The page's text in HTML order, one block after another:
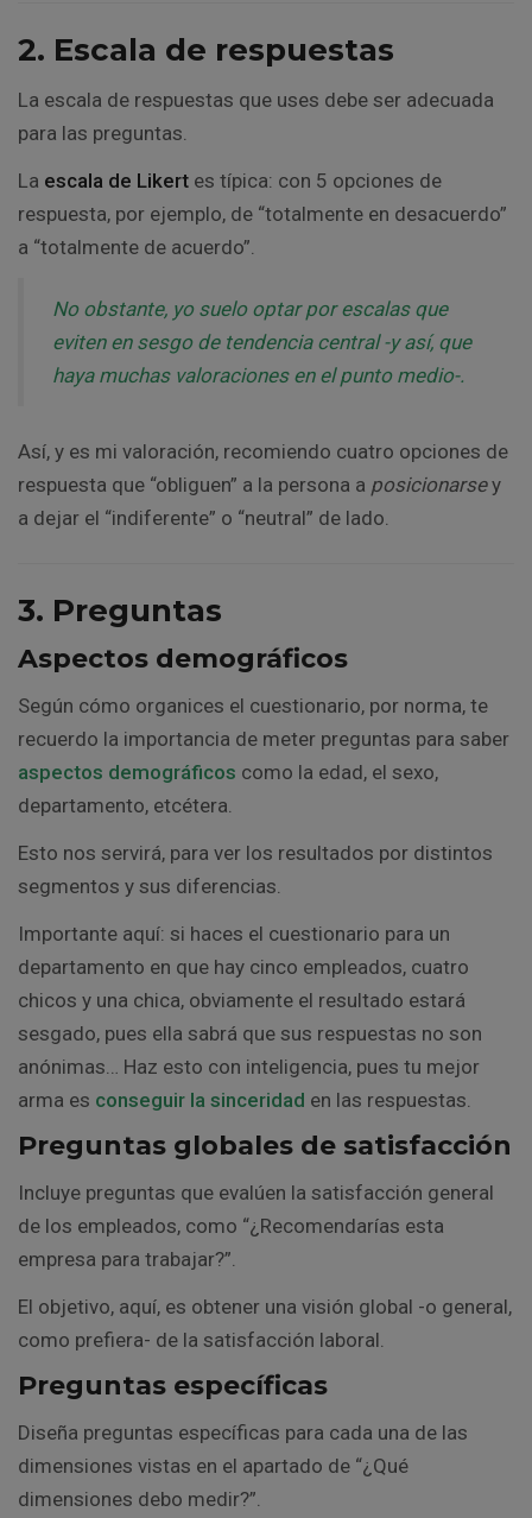
2. Escala de respuestas
La escala de respuestas que uses debe ser adecuada
para las preguntas.
La escala de Likert es típica: con 5 opciones de
respuesta, por ejemplo, de “totalmente en desacuerdo”
a “totalmente de acuerdo”.
No obstante, yo suelo optar por escalas que
eviten en sesgo de tendencia central -y así, que
haya muchas valoraciones en el punto medio-.
Así, y es mi valoración, recomiendo cuatro opciones de
respuesta que “obliguen” a la persona a posicionarsey
a dejar el “indiferente” o “neutral” de lado.
3. Preguntas
Aspectos demográficos
Según cómo organices el cuestionario, por norma, te
recuerdo la importancia de meter preguntas para saber
aspectos demográficos como la edad, el sexo,
departamento, etcétera.
Esto nos servirá, para ver los resultados por distintos
segmentos y sus diferencias.
Importante aquí: si haces el cuestionario para un
departamento en que hay cinco empleados, cuatro
chicos y una chica, obviamente el resultado estará
sesgado, pues ella sabrá que sus respuestas no son
anónimas… Haz esto con inteligencia, pues tu mejor
arma es conseguir la sinceridad en las respuestas.
Preguntas globales de satisfacción
Incluye preguntas que evalúen la satisfacción general
de los empleados, como “¿Recomendarías esta
empresa para trabajar?”.
El objetivo, aquí, es obtener una visión global -o general,
como prefiera- de la satisfacción laboral.
Preguntas específicas
Diseña preguntas específicas para cada una de las
dimensiones vistas en el apartado de “¿Qué
dimensiones debo medir?”.